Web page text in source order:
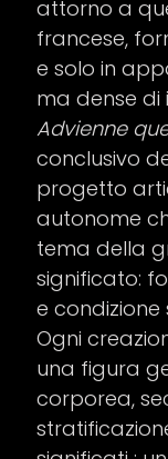
attorno a
francese,
e solo in
ma dense di
Advienne
conclusivo
progetto
autonome
tema della
significato:
e condizione
Ogni
una figura
corporea,